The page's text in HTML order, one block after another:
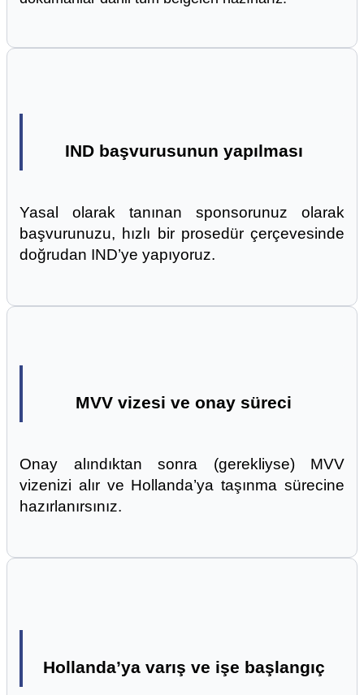
IND başvurusunun yapılması
Yasal olarak tanınan sponsorunuz olarak
başvurunuzu, hızlı bir prosedür çerçevesinde
doğrudan IND’ye yapıyoruz.
MVV vizesi ve onay süreci
Onay alındıktan sonra (gerekliyse) MVV
vizenizi alır ve Hollanda’ya taşınma sürecine
hazırlanırsınız.
Hollanda’ya varış ve işe başlangıç